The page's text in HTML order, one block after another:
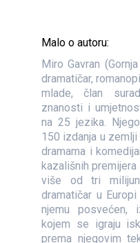
Malo o autoru:
Miro Gavran
dramatičar,
mlade, član
znanosti i
na 25 jezika.
150 izdanja u
dramama i
kazališnih
više od tri
dramatičar u
njemu posvećen,
kojem se igraju
prema njegovim